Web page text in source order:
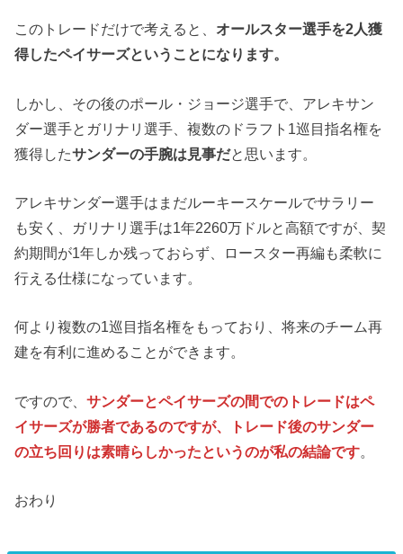
このトレードだけで考えると、 オールスター選手を2人獲
得したペイサーズということになります。
しかし、その後のポール・ジョージ選手で、アレキサン
ダー選手とガリナリ選手、複数のドラフト1巡目指名権を
獲得したサンダーの手腕は見事だと思います。
アレキサンダー選手はまだルーキースケールでサラリー
も安く、ガリナリ選手は1年2260万ドルと高額ですが、契
約期間が1年しか残っておらず、ロースター再編も柔軟に
行える仕様になっています。
何より複数の1巡目指名権をもっており、将来のチーム再
建を有利に進めることができます。
ですので、サンダーとペイサーズの間でのトレードはペ
イサーズが勝者であるのですが、トレード後のサンダー
の立ち回りは素晴らしかったというのが私の結論です。
おわり